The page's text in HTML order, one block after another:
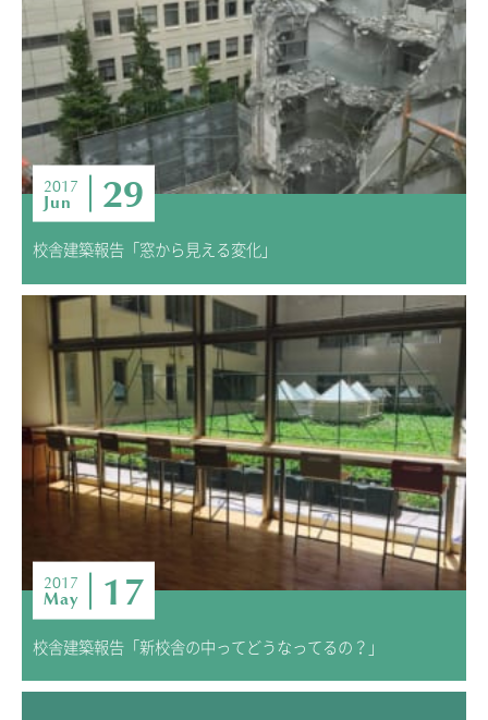
2017
Jun 29
校舎建築報告「窓から見える変化」
2017
May 17
校舎建築報告「新校舎の中ってどうなってるの？」